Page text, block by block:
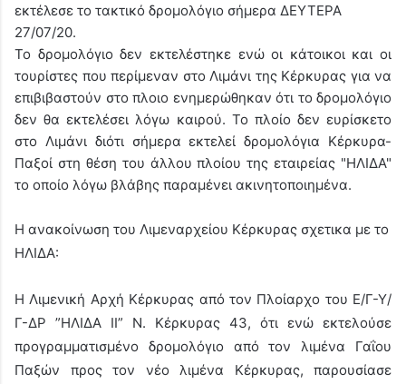
εκτέλεσε το τακτικό δρομολόγιο σήμερα ΔΕΥΤΕΡΑ
27/07/20.
Το δρομολόγιο δεν εκτελέστηκε ενώ οι κάτοικοι και οι
τουρίστες που περίμεναν στο Λιμάνι της Κέρκυρας για να
επιβιβαστούν στο πλοιο ενημερώθηκαν ότι το δρομολόγιο
δεν θα εκτελέσει λόγω καιρού. Το πλοίο δεν ευρίσκετο
στο Λιμάνι διότι σήμερα εκτελεί δρομολόγια Κέρκυρα-
Παξοί στη θέση του άλλου πλοίου της εταιρείας "ΗΛΙΔΑ"
το οποίο λόγω βλάβης παραμένει ακινητοποιημένα.
Η ανακοίνωση του Λιμεναρχείου Κέρκυρας σχετικα με το
ΗΛΙΔΑ:
Η Λιμενική Αρχή Κέρκυρας από τον Πλοίαρχο του Ε/Γ-Υ/
Γ-ΔΡ ”ΗΛΙΔΑ ΙΙ” Ν. Κέρκυρας 43, ότι ενώ εκτελούσε
προγραμματισμένο δρομολόγιο από τον λιμένα Γαΐου
Παξών προς τον νέο λιμένα Κέρκυρας, παρουσίασε